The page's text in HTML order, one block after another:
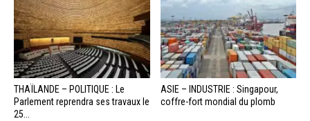
THAÏLANDE – POLITIQUE : Le
Parlement reprendra ses travaux le
25...
ASIE – INDUSTRIE : Singapour,
coffre-fort mondial du plomb